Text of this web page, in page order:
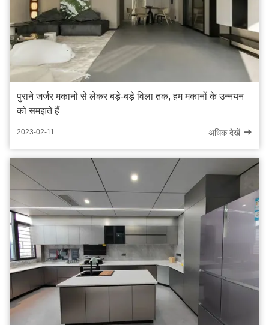
पुराने जर्जर मकानों से लेकर बड़े-बड़े विला तक, हम मकानों के उन्नयन
को समझते हैं
2023-02-11 अधिक देखें